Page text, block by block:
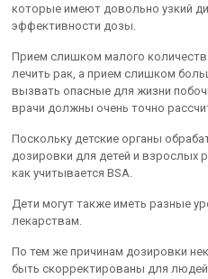
которые имеют довольно узкий
эффективности дозы.
Прием слишком малого
лечить рак, а прием слишком
вызвать опасные для жизни
врачи должны очень точно
Поскольку детские органы
дозировки для детей и взрослых
как учитывается BSA.
Дети могут также иметь разные
лекарствам.
По тем же причинам дозировки
быть скорректированы для